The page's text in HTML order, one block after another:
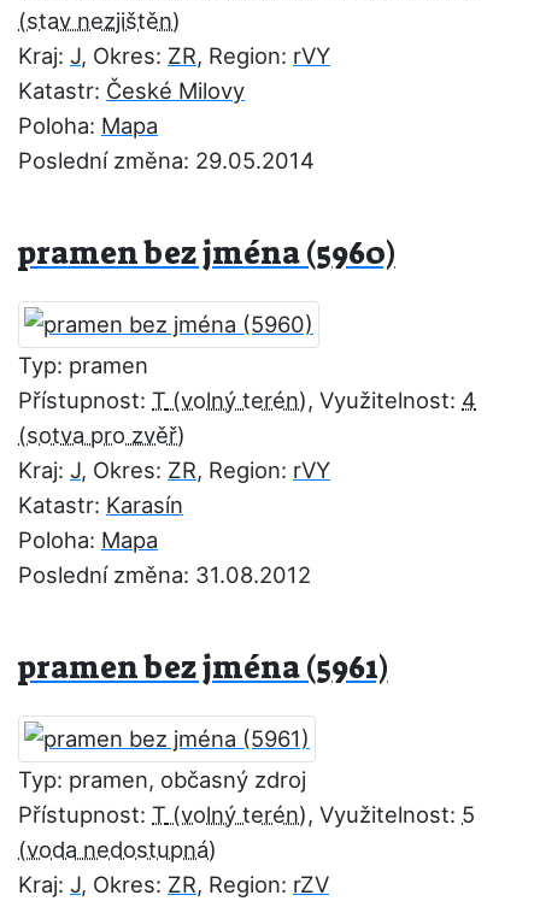
Kraj: J, Okres: ZR, Region: rVY
Katastr: České Milovy
Poloha: Mapa
Poslední změna: 29.05.2014
pramen bez jména (5960)
Typ: pramen
Přístupnost: T , Využitelnost: 4
Kraj: J, Okres: ZR, Region: rVY
Katastr: Karasín
Poloha: Mapa
Poslední změna: 31.08.2012
pramen bez jména (5961)
Typ: pramen, občasný zdroj
Přístupnost: T , Využitelnost: 5
Kraj: J, Okres: ZR, Region: rZV